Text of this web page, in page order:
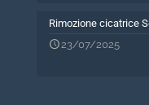
Rimozione cicatrice
23/07/2025